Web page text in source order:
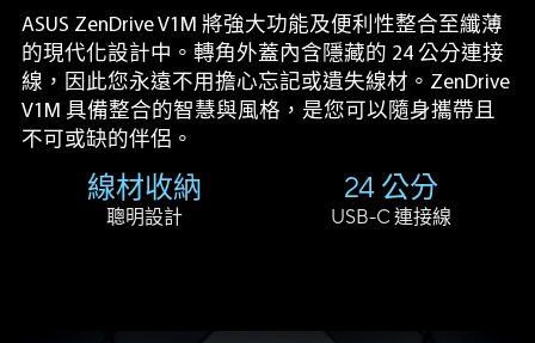
ASUS ZenDrive V1M 將強大功能及便利性整合至纖薄
的現代化設計中。轉角外蓋內含隱藏的 24 公分連接
線，因此您永遠不用擔心忘記或遺失線材。ZenDrive
V1M 具備整合的智慧與風格，是您可以隨身攜帶且
不可或缺的伴侶。
線材收納
聰明設計
24 公分
USB-C 連接線